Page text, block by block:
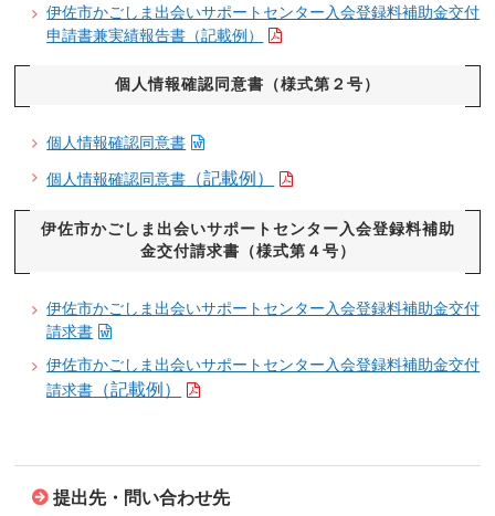
伊佐市かごしま出会いサポートセンター入会登録料補助金交付
申請書兼実績報告書（記載例）
個人情報確認同意書（様式第２号）
個人情報確認同意書
個人情報確認同意書 （記載例）
伊佐市かごしま出会いサポートセンター入会登録料補助
金交付請求書（様式第４号）
伊佐市かごしま出会いサポートセンター入会登録料補助金交付
請求書
伊佐市かごしま出会いサポートセンター入会登録料補助金交付
請求書 （記載例）
提出先・問い合わせ先